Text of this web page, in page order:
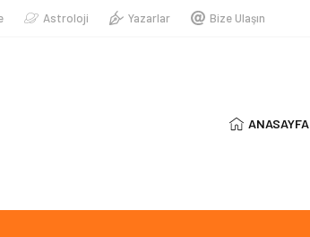
Astroloji Yazarlar Bize Ulaşın
ANASAYFA